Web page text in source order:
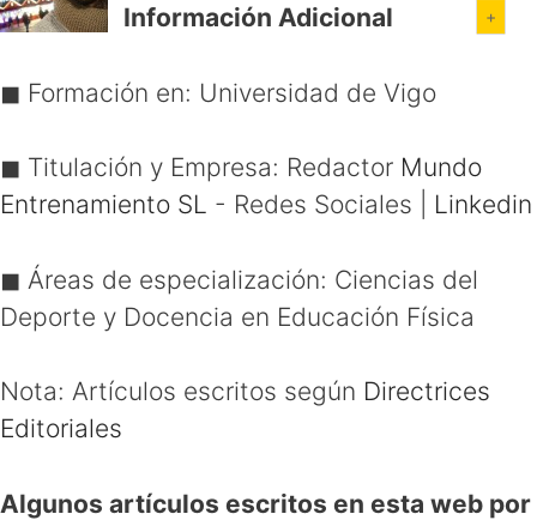
Información Adicional
◼ Formación en: Universidad de Vigo
◼ Titulación y Empresa: Redactor Mundo
Entrenamiento SL - Redes Sociales Linkedin
◼ Áreas de especialización: Ciencias del
Deporte y Docencia en Educación Física
Nota: Artículos escritos según Directrices
Editoriales
Algunos artículos escritos en esta web por